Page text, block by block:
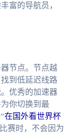
富的导航员，
节点。节点越
到低延迟线路
优秀的加速器
你切换到最
在国外看世界杯
赛时，不会因为